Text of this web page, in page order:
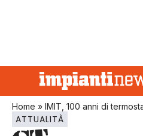
Home » IMIT, 100 anni di
ATTUALITÀ